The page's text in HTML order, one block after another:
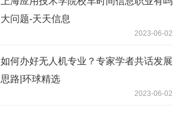
大问题-天天信息
2023-06-02
如何办好无人机专业？专家学者共话发展
思路|环球精选
2023-06-02